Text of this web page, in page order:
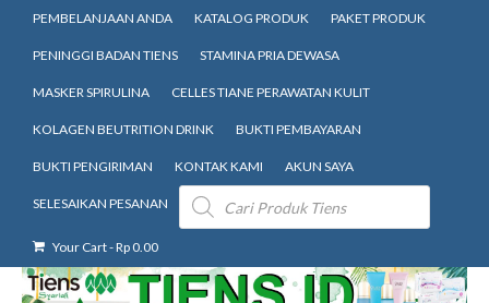
PEMBELANJAAN ANDA KATALOG PRODUK PAKET PRODUK
PENINGGI BADAN TIENS STAMINA PRIA DEWASA
MASKER SPIRULINA CELLES TIANE PERAWATAN KULIT
KOLAGEN BEUTRITION DRINK BUKTI PEMBAYARAN
BUKTI PENGIRIMAN KONTAK KAMI AKUN SAYA
SELESAIKAN PESANAN
Products
search
Your Cart-Rp 0.00